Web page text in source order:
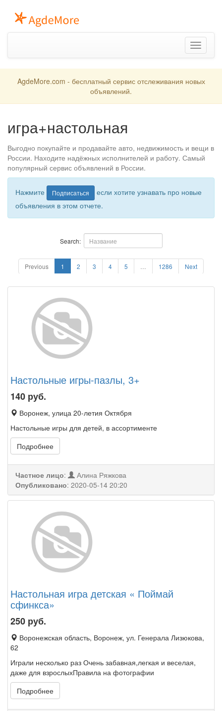
Toggle
navigation
AgdeMore.com - бесплатный сервис отслеживания новых
объявлений.
игра+настольная
Выгодно покупайте и продавайте авто, недвижимость и вещи в
России. Находите надёжных исполнителей и работу. Самый
популярный сервис объявлений в России.
Нажмите Подписаться
если хотите узнавать про новые
объявления в этом отчете.
Search:
Previous 1 2 3 4 5 1286 Next
Настольные игры-пазлы, 3+
140 руб.
Воронеж, улица 20-летия Октября
Настольные игры для детей, в ассортименте
Подробнее
Частное лицо:
Алина Ряжкова
Опубликовано: 2020-05-14 20:20
Настольная игра детская « Поймай
сфинкса»
250 руб.
Воронежская область, Воронеж, ул. Генерала Лизюкова,
62
Играли несколько раз Очень забавная,легкая и веселая,
даже для взрослыхПравила на фотографии
Подробнее